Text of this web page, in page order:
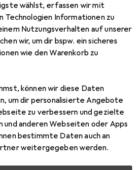
wählst, erfassen wir mit
Technologien Informationen zu
Nutzungsverhalten auf unserer
wir, um dir bspw. ein sicheres
wie den Warenkorb zu
können wir diese Daten
um dir personalisierte Angebote
zu verbessern und gezielte
und anderen Webseiten oder Apps
bestimmte Daten auch an
weitergegeben werden.
HIM406
HIM406
Zubehör zum Produkt Hager
Produkte gefunden